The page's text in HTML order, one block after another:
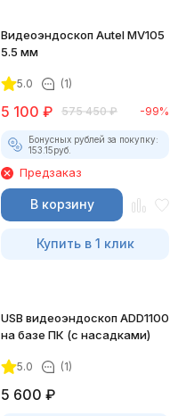
Видеоэндоскоп Autel MV105
5.5 мм
5.0 (1)
5 100 ₽ 575 450 ₽ -99%
Бонусных рублей за покупку:
153.15руб.
Предзаказ
В корзину
Купить в 1 клик
USB видеоэндоскоп ADD1100
на базе ПК (с насадками)
5.0 (1)
5 600 ₽